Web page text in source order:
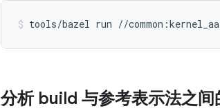
tools/bazel run //
分析 build 与参考表示法之间